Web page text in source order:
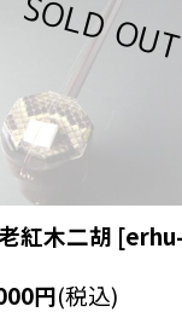
紅木二胡 [
円(税込)